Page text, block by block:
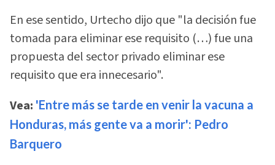
En ese sentido, Urtecho dijo que "la decisión fue
tomada para eliminar ese requisito (…) fue una
propuesta del sector privado eliminar ese
requisito que era innecesario".
Vea: 'Entre más se tarde en venir la vacuna a
Honduras, más gente va a morir': Pedro
Barquero